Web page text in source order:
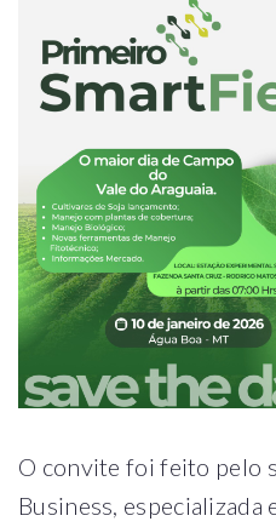
O convite foi feito pelo
Business, especializada